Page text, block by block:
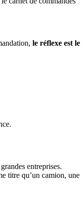
le réflexe est le
entreprises.
titre qu’un camion, une